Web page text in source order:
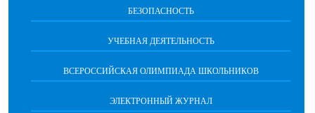
БЕЗОПАСНОСТЬ
УЧЕБНАЯ ДЕЯТЕЛЬНОСТЬ
ВСЕРОССИЙСКАЯ ОЛИМПИАДА ШКОЛЬНИКОВ
ЭЛЕКТРОННЫЙ ЖУРНАЛ